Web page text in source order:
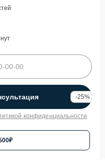
-25%
конфиденциальности